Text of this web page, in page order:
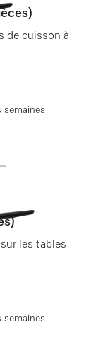
de cuisson à
semaines
les tables
semaines